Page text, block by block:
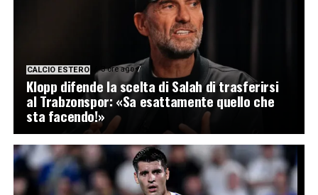
CALCIO ESTERO 3 ore ago
Klopp difende la scelta di Salah di trasferirsi
al Trabzonspor: «Sa esattamente quello che
sta facendo!»